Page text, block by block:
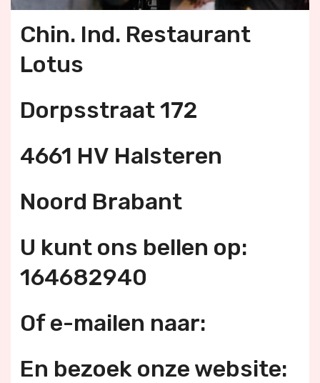
Chin. Ind. Restaurant
Lotus
Dorpsstraat 172
4661 HV Halsteren
Noord Brabant
U kunt ons bellen op:
164682940
Of e-mailen naar:
En bezoek onze website: